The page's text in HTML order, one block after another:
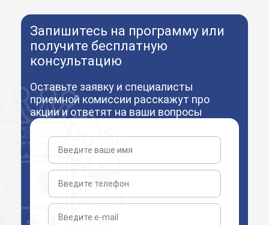
Запишитесь на программу или
получите бесплатную
консультацию
Оставьте заявку и специалисты
приемной комиссии расскажут про
акции и ответят на ваши вопросы